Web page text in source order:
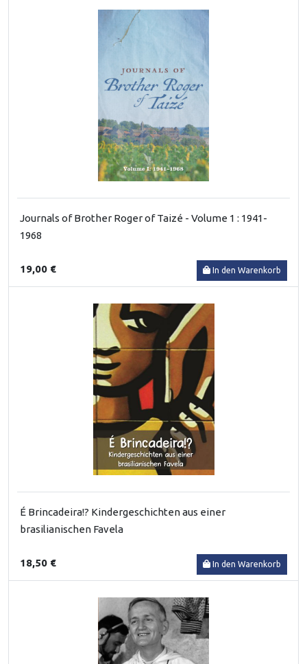
Journals of Brother Roger of Taizé - Volume 1 : 1941-
1968
19,00 € In den Warenkorb
É Brincadeira!? Kindergeschichten aus einer
brasilianischen Favela
18,50 € In den Warenkorb